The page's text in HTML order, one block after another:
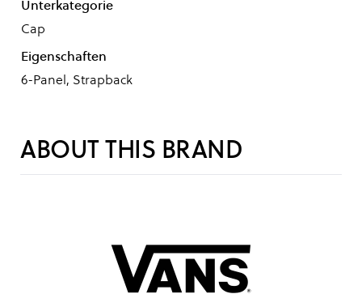
Unterkategorie
Cap
Eigenschaften
6-Panel, Strapback
ABOUT THIS BRAND